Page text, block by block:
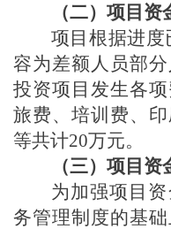
（二）项目资
项目根据进度
容为差额人员部
投资项目发生各项
旅费、培训费、
等共计20万元。
（三）项目资
为加强项目
务管理制度的基